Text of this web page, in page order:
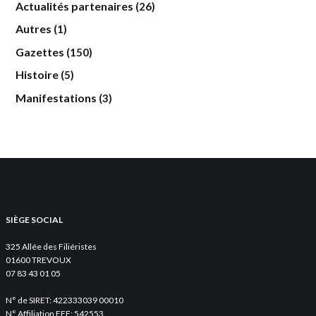
Actualités partenaires (26)
Autres (1)
Gazettes (150)
Histoire (5)
Manifestations (3)
SIÈGE SOCIAL
325 Allée des Filiéristes
01600 TREVOUX
07 83 43 01 05
N° de SIRET: 422333039 00010
N° Affiliation FFF: 542553